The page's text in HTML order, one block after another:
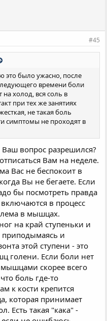
#45
это было ужасно, после
времени боли
на холод, вся соль в
при тех же занятиях
не такая боль
симптомы не проходят в
вопрос разрешился?
Вам на неделе.
Вас не беспокоит в
Вы не бегаете. Если
бы посмотреть правда
в процесс
в мышцах.
на край ступеньки и
и
этой ступени - это
голени. Если боли нет
скорее всего
боль где-то
к кости крепится
которая принимает
Есть такая "кака" -